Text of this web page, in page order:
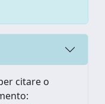
citare o